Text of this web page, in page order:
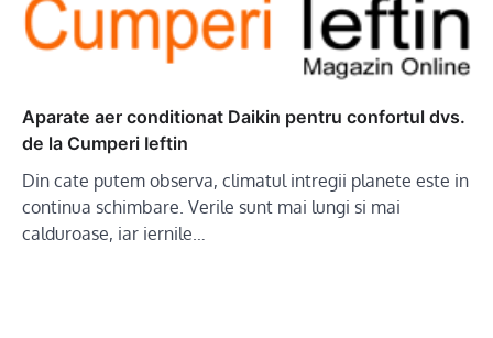
Aparate aer conditionat Daikin pentru confortul dvs.
de la Cumperi Ieftin
Din cate putem observa, climatul intregii planete este in
continua schimbare. Verile sunt mai lungi si mai
calduroase, iar iernile…